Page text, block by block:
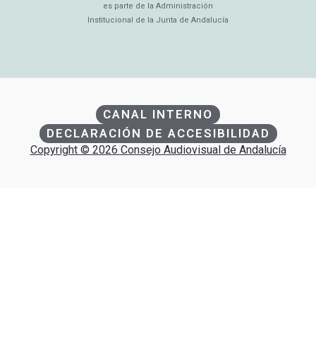
es parte de la Administración
Institucional de la Junta de Andalucía
CANAL INTERNO
DECLARACIÓN DE ACCESIBILIDAD
Copyright © 2026 Consejo Audiovisual de Andalucía